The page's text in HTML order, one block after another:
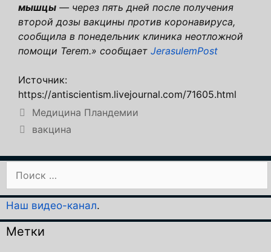
мышцы — через пять дней после получения
второй дозы вакцины против коронавируса,
сообщила в понедельник клиника неотложной
помощи Terem.» сообщает JerasulemPost
Источник:
https://antiscientism.livejournal.com/71605.html
Рубрики
Медицина Пландемии
Метки
вакцина
Наш видео-канал.
Метки